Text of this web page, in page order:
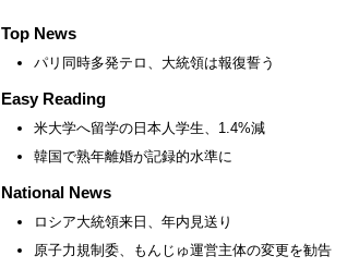
Top News
パリ同時多発テロ、大統領は報復誓う
Easy Reading
米大学へ留学の日本人学生、1.4%減
韓国で熟年離婚が記録的水準に
National News
ロシア大統領来日、年内見送り
原子力規制委、もんじゅ運営主体の変更を勧告